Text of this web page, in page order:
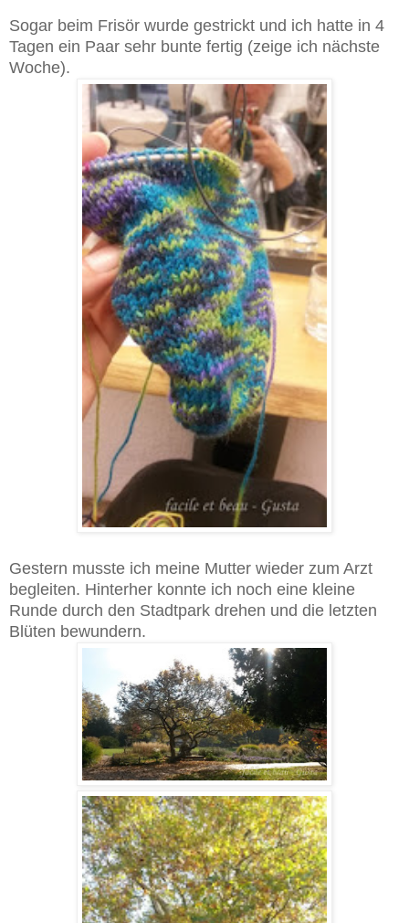
Sogar beim Frisör wurde gestrickt und ich hatte in 4
Tagen ein Paar sehr bunte fertig (zeige ich nächste
Woche).
Gestern musste ich meine Mutter wieder zum Arzt
begleiten. Hinterher konnte ich noch eine kleine
Runde durch den Stadtpark drehen und die letzten
Blüten bewundern.